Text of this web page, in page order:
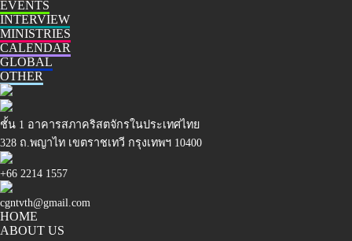
EVENTS
INTERVIEW
MINISTRIES
CALENDAR
GLOBAL
OTHER
ชั้น 1 อาคารสภาคริสตจักรในประเทศไทย
328 ถ.พญาไท เขตราชเทวี กรุงเทพฯ 10400
+66 2214 1557
cgntvth@gmail.com
HOME
ABOUT US